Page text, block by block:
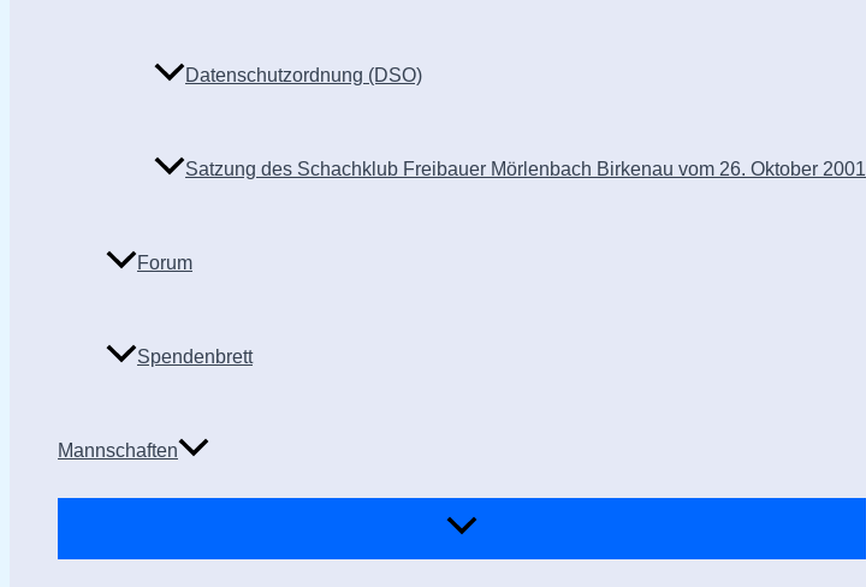
Datenschutzordnung (DSO)
Satzung des Schachklub Freibauer Mörlenbach Birkenau vom 26. Oktober 2001
Forum
Spendenbrett
Mannschaften